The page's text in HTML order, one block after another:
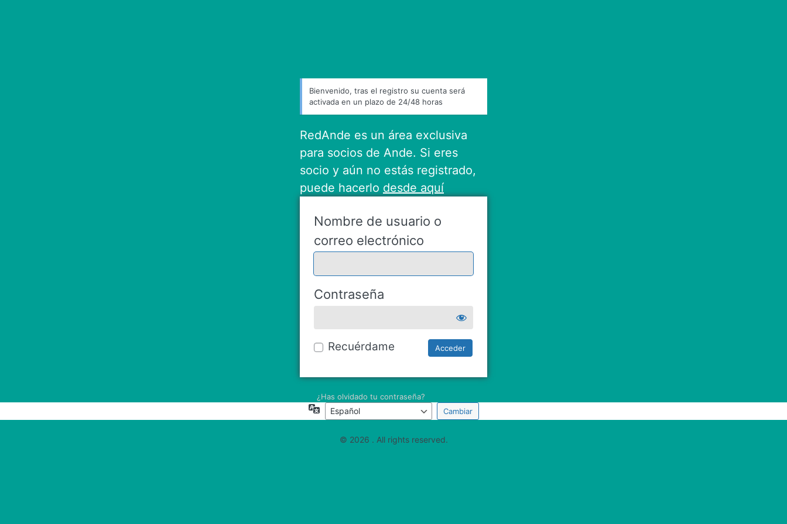
Bienvenido, tras el registro su cuenta será
activada en un plazo de 24/48 horas
RedAnde es un área exclusiva
para socios de Ande. Si eres
socio y aún no estás registrado,
puede hacerlo desde aquí
Nombre de usuario o
correo electrónico
Contraseña
Recuérdame
¿Has olvidado tu contraseña?
Idioma
© 2026 . All rights reserved.